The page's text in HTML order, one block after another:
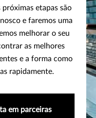
etapas são
e faremos uma
melhorar o seu
as melhores
e a forma como
rapidamente.
em parceiras